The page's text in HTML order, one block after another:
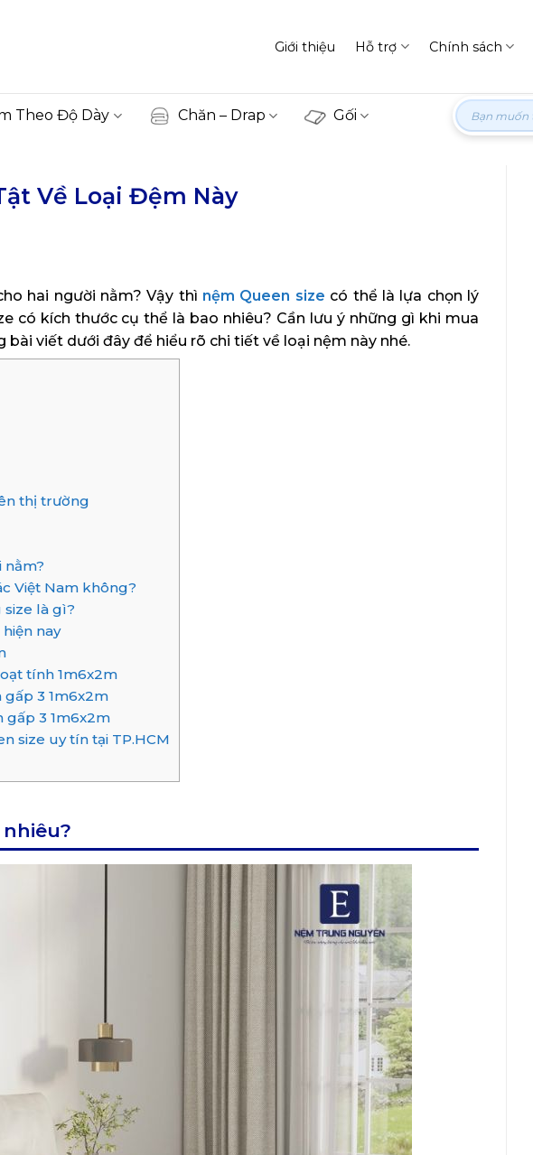
Giới thiệu Hỗ trợ Chính sách
Theo Độ Dày Chăn – Drap Gối
Tìm
kiếm:
Về Loại Đệm Này
hai người nằm? Vậy thì nệm Queen size có thể là lựa chọn lý
có kích thước cụ thể là bao nhiêu? Cần lưu ý những gì khi mua
viết dưới đây để hiểu rõ chi tiết về loại nệm này nhé.
thị trường
Việt Nam không?
size là gì?
nay
tính 1m6x2m
3 1m6x2m
3 1m6x2m
size uy tín tại TP.HCM